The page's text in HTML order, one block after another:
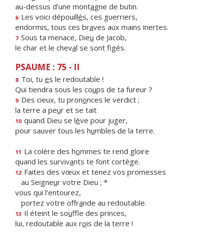
au-dessus d’une montagne de butin.
6 Les voici dépouillés, ces guerriers,
endormis, tous ces braves aux mains inertes.
7 Sous ta menace, Dieu de Jacob,
le char et le cheval se sont figés.
PSAUME : 75 - II
8 Toi, tu es le redoutable !
Qui tiendra sous les coups de ta fureur ?
9 Des cieux, tu prononces le verdict ;
la terre a peur et se tait
10 quand Dieu se lève pour juger,
pour sauver tous les humbles de la terre.
11 La colère des hommes te rend gloire
quand les survivants te font cortège.
12 Faites des vœux et tenez vos promesses
au Seigneur votre Dieu ; *
vous qui l’entourez,
portez votre offrande au redoutable.
13 Il éteint le souffle des princes,
lui, redoutable aux rois de la terre !